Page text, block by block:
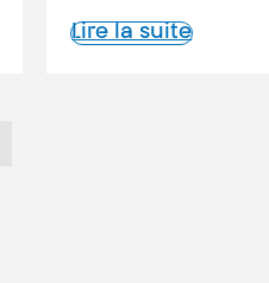
Lire la suite